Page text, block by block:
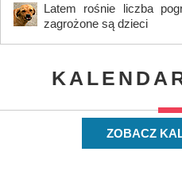
Latem rośnie liczba
zagrożone są dzieci
ZOBACZ